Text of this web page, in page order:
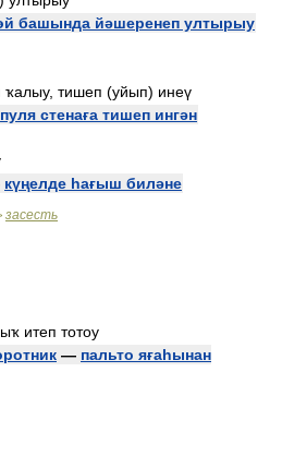
башында йәшеренеп ултырыу
ҡалыу, тишеп (уйып) инеү
пуля стенаға тишеп ингән
күңелде һағыш биләне
засесть
итеп тотоу
— пальто яғаһынан